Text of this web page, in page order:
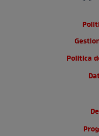
Politica